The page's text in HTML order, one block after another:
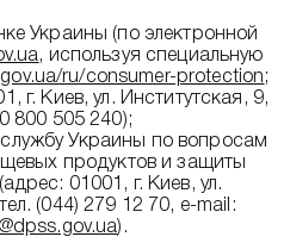
Украины (по электронной
, используя специальную
ru/consumer-protection ;
г. Киев, ул. Институтская, 9,
800 505 240);
службу Украины по вопросам
продуктов и защиты
01001, г. Киев, ул.
(044) 279 12 70, e-mail:
).